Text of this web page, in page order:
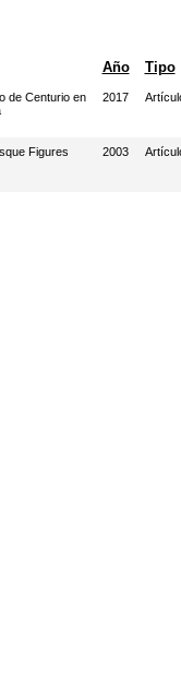
Año Tipo
de Centurio en
2017
Figures 2003